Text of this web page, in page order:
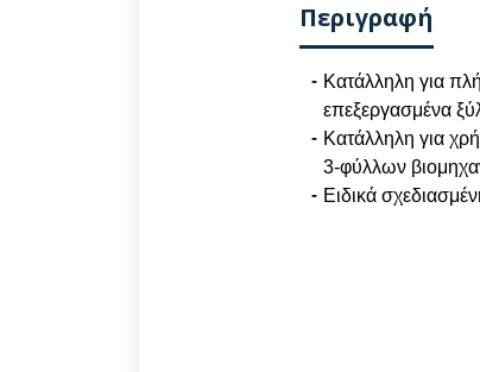
Περιγραφή
Κατάλληλη για
επεξεργασμένα
Κατάλληλη για
3-φύλλων
Ειδικά